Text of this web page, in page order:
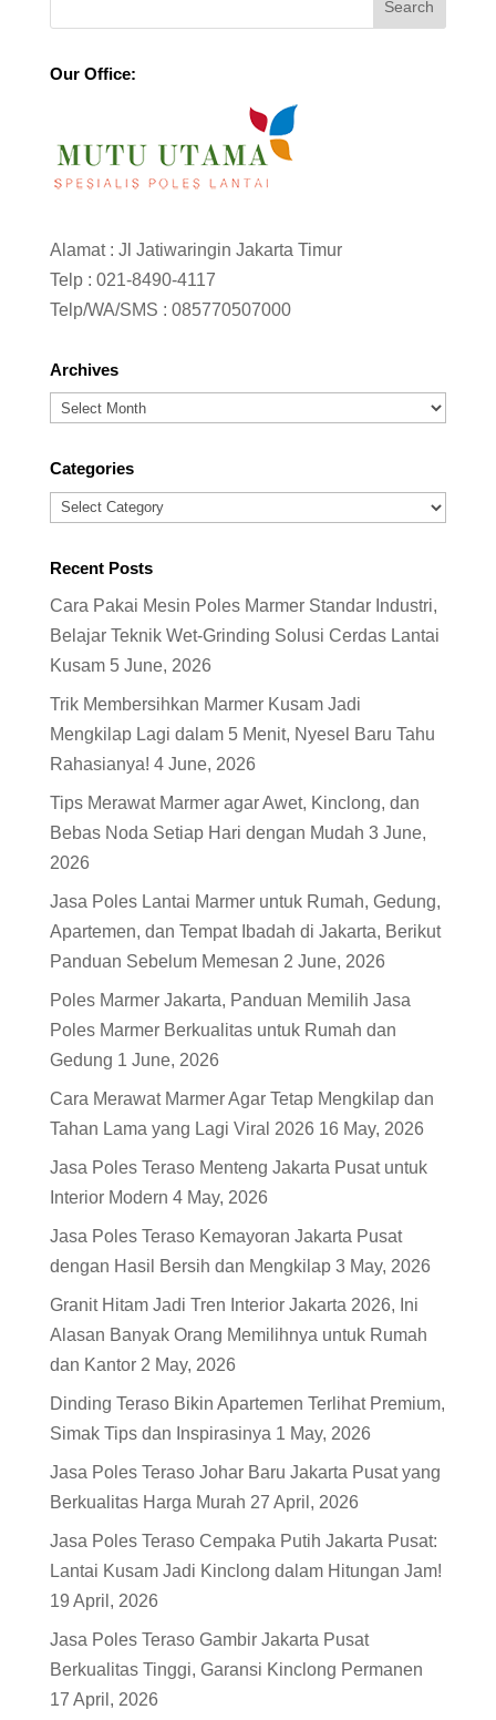
Our Office:
Alamat : Jl Jatiwaringin Jakarta Timur
Telp : 021-8490-4117
Telp/WA/SMS : 085770507000
Archives
Archives
Categories
Categories
Recent Posts
Cara Pakai Mesin Poles Marmer Standar Industri,
Belajar Teknik Wet-Grinding Solusi Cerdas Lantai
Kusam 5 June, 2026
Trik Membersihkan Marmer Kusam Jadi
Mengkilap Lagi dalam 5 Menit, Nyesel Baru Tahu
Rahasianya! 4 June, 2026
Tips Merawat Marmer agar Awet, Kinclong, dan
Bebas Noda Setiap Hari dengan Mudah 3 June,
2026
Jasa Poles Lantai Marmer untuk Rumah, Gedung,
Apartemen, dan Tempat Ibadah di Jakarta, Berikut
Panduan Sebelum Memesan 2 June, 2026
Poles Marmer Jakarta, Panduan Memilih Jasa
Poles Marmer Berkualitas untuk Rumah dan
Gedung 1 June, 2026
Cara Merawat Marmer Agar Tetap Mengkilap dan
Tahan Lama yang Lagi Viral 2026 16 May, 2026
Jasa Poles Teraso Menteng Jakarta Pusat untuk
Interior Modern 4 May, 2026
Jasa Poles Teraso Kemayoran Jakarta Pusat
dengan Hasil Bersih dan Mengkilap 3 May, 2026
Granit Hitam Jadi Tren Interior Jakarta 2026, Ini
Alasan Banyak Orang Memilihnya untuk Rumah
dan Kantor 2 May, 2026
Dinding Teraso Bikin Apartemen Terlihat Premium,
Simak Tips dan Inspirasinya 1 May, 2026
Jasa Poles Teraso Johar Baru Jakarta Pusat yang
Berkualitas Harga Murah 27 April, 2026
Jasa Poles Teraso Cempaka Putih Jakarta Pusat:
Lantai Kusam Jadi Kinclong dalam Hitungan Jam!
19 April, 2026
Jasa Poles Teraso Gambir Jakarta Pusat
Berkualitas Tinggi, Garansi Kinclong Permanen
17 April, 2026